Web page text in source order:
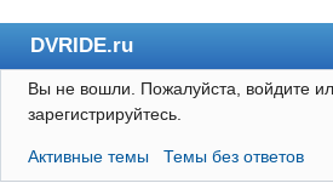
DVRIDE.ru
Форум
Вы не вошли. Пожалуйста, войдите
зарегистрируйтесь.
Активные темы Темы без ответов